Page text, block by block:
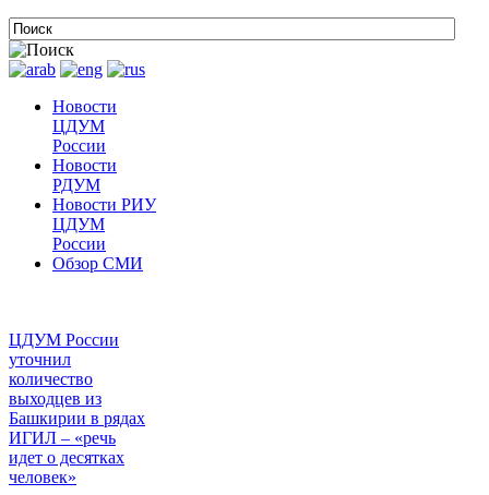
Новости
ЦДУМ
России
Новости
РДУМ
Новости РИУ
ЦДУМ
России
Обзор СМИ
ЦДУМ России
уточнил
количество
выходцев из
Башкирии в рядах
ИГИЛ – «речь
идет о десятках
человек»